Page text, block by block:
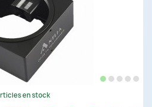
en stock